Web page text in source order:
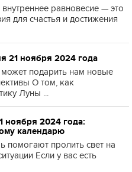
равновесие — это
для счастья и достижения
21 ноября 2024 года
подарить нам новые
О том, как
Луны ...
ноября 2024 года:
календарю
помогают пролить свет на
Если у вас есть